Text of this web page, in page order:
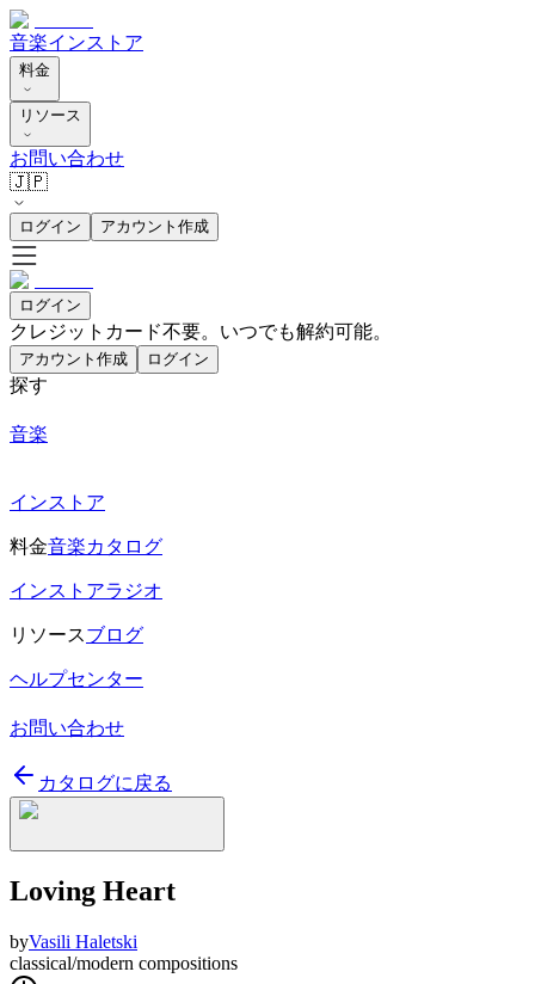
音楽インストア
料金
リソース
お問い合わせ
🇯🇵
ログイン アカウント作成
ログイン
クレジットカード不要。いつでも解約可能。
アカウント作成 ログイン
探す
音楽
インストア
料金音楽カタログ
インストアラジオ
リソースブログ
ヘルプセンター
お問い合わせ
カタログに戻る
Loving Heart
byVasili Haletski
classical/modern compositions